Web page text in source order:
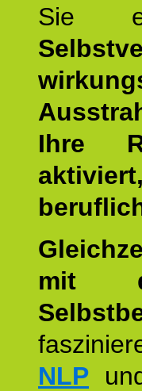
Sie
Ihre
mit
NLP